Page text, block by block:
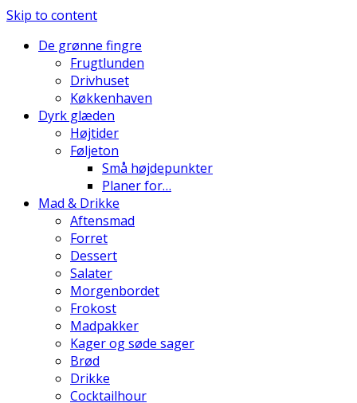
Skip to content
De grønne fingre
Frugtlunden
Drivhuset
Køkkenhaven
Dyrk glæden
Højtider
Føljeton
Små højdepunkter
Planer for…
Mad & Drikke
Aftensmad
Forret
Dessert
Salater
Morgenbordet
Frokost
Madpakker
Kager og søde sager
Brød
Drikke
Cocktailhour